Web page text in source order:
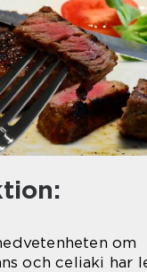
om
och celiaki har